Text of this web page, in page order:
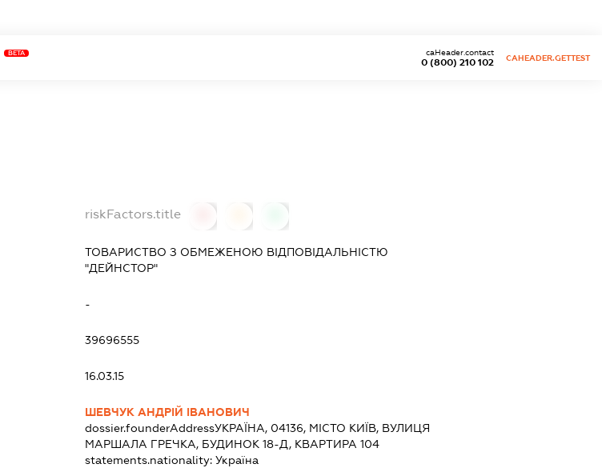
BETA
0 (800) 210 102
caHeader.contact
CAHEADER.GETTEST
riskFactors.title
ТОВАРИСТВО З ОБМЕЖЕНОЮ ВІДПОВІДАЛЬНІСТЮ
"ДЕЙНСТОР"
-
39696555
16.03.15
ШЕВЧУК АНДРІЙ ІВАНОВИЧ
dossier.founderAddressУКРАЇНА, 04136, МІСТО КИЇВ, ВУЛИЦЯ
МАРШАЛА ГРЕЧКА, БУДИНОК 18-Д, КВАРТИРА 104
statements.nationality: Україна